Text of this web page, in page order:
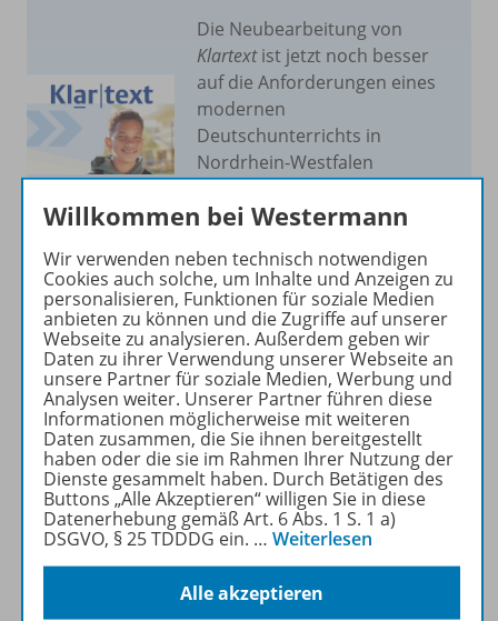
Die Neubearbeitung von
Klartextist jetzt noch besser
auf die Anforderungen eines
modernen
Deutschunterrichts in
Nordrhein-Westfalen
abgestimmt.
Mehr erfahren
Produktinformationen
Beschreibung
Zugehörige Produkte
Willkommen bei Westermann
Wir verwenden neben technisch notwendigen
Cookies auch solche, um Inhalte und Anzeigen zu
personalisieren, Funktionen für soziale Medien
anbieten zu können und die Zugriffe auf unserer
Webseite zu analysieren. Außerdem geben wir
Daten zu ihrer Verwendung unserer Webseite an
unsere Partner für soziale Medien, Werbung und
Analysen weiter. Unserer Partner führen diese
Informationen möglicherweise mit weiteren
Daten zusammen, die Sie ihnen bereitgestellt
haben oder die sie im Rahmen Ihrer Nutzung der
Dienste gesammelt haben. Durch Betätigen des
Buttons „Alle Akzeptieren“ willigen Sie in diese
Datenerhebung gemäß Art. 6 Abs. 1 S. 1 a)
DSGVO, § 25 TDDDG ein. … Weiterlesen
Alle akzeptieren